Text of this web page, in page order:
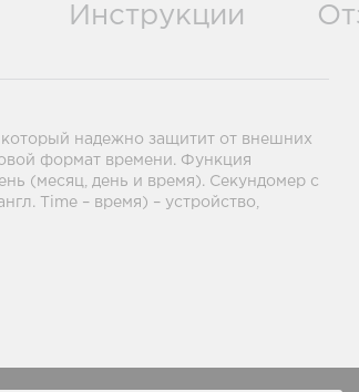
Инструкции
надежно защитит от внешних
формат времени. Функция
(месяц, день и время). Секундомер с
Time – время) – устройство,